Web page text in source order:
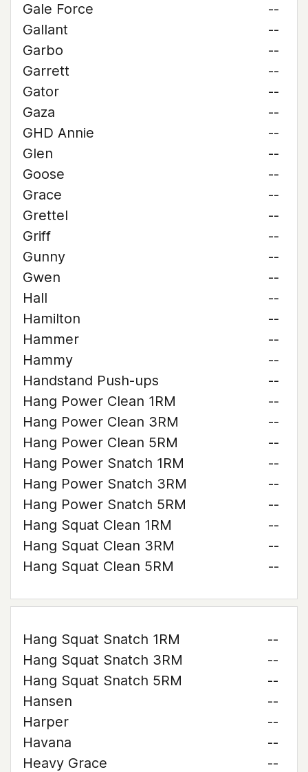
Gale Force
--
Gallant
--
Garbo
--
Garrett
--
Gator
--
Gaza
--
GHD Annie
--
Glen
--
Goose
--
Grace
--
Grettel
--
Griff
--
Gunny
--
Gwen
--
Hall
--
Hamilton
--
Hammer
--
Hammy
--
Handstand Push-ups
--
Hang Power Clean 1RM
--
Hang Power Clean 3RM
--
Hang Power Clean 5RM
--
Hang Power Snatch 1RM
--
Hang Power Snatch 3RM
--
Hang Power Snatch 5RM
--
Hang Squat Clean 1RM
--
Hang Squat Clean 3RM
--
Hang Squat Clean 5RM
--
Hang Squat Snatch 1RM
--
Hang Squat Snatch 3RM
--
Hang Squat Snatch 5RM
--
Hansen
--
Harper
--
Havana
--
Heavy Grace
--